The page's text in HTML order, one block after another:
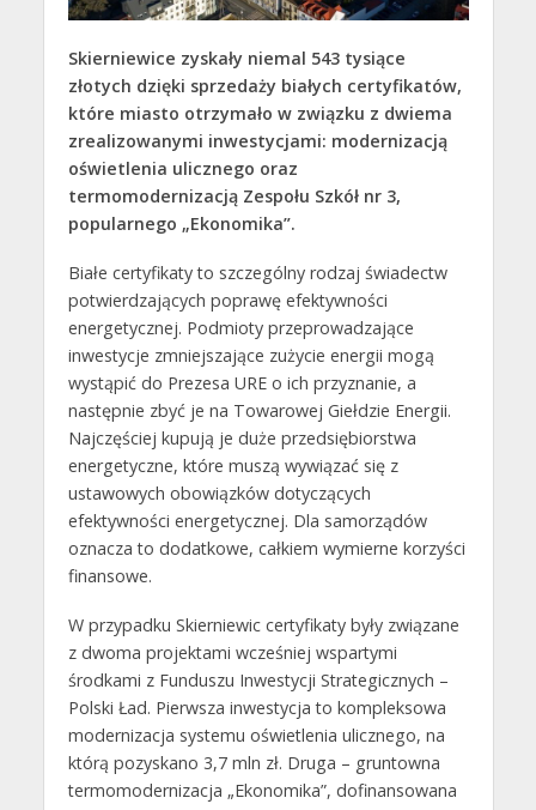
Skierniewice zyskały niemal 543 tysiące
złotych dzięki sprzedaży białych certyfikatów,
które miasto otrzymało w związku z dwiema
zrealizowanymi inwestycjami: modernizacją
oświetlenia ulicznego oraz
termomodernizacją Zespołu Szkół nr 3,
popularnego „Ekonomika”.
Białe certyfikaty to szczególny rodzaj świadectw
potwierdzających poprawę efektywności
energetycznej. Podmioty przeprowadzające
inwestycje zmniejszające zużycie energii mogą
wystąpić do Prezesa URE o ich przyznanie, a
następnie zbyć je na Towarowej Giełdzie Energii.
Najczęściej kupują je duże przedsiębiorstwa
energetyczne, które muszą wywiązać się z
ustawowych obowiązków dotyczących
efektywności energetycznej. Dla samorządów
oznacza to dodatkowe, całkiem wymierne korzyści
finansowe.
W przypadku Skierniewic certyfikaty były związane
z dwoma projektami wcześniej wspartymi
środkami z Funduszu Inwestycji Strategicznych –
Polski Ład. Pierwsza inwestycja to kompleksowa
modernizacja systemu oświetlenia ulicznego, na
którą pozyskano 3,7 mln zł. Druga – gruntowna
termomodernizacja „Ekonomika”, dofinansowana